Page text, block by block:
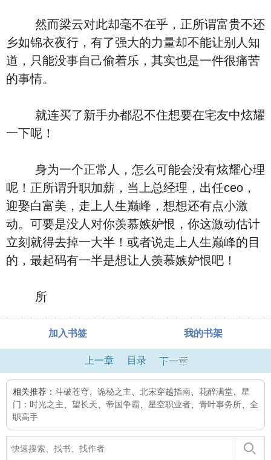
然而梁云对此却毫不在乎，正所谓富贵不还
乡如锦衣夜行，有了强大的力量却不能让别人知
道，只能没事自己偷着乐，其实也是一件很痛苦
的事情。
就连买了新手办都忍不住想要在宅友中炫耀
一下呢！
身为一个正常人，怎么可能会没有炫耀心理
呢！正所谓升职加薪，当上总经理，出任ceo，
迎娶白富美，走上人生巅峰，想想还有点小激
动。可要是没人对你羡慕嫉妒恨，你这激动估计
立刻就得去掉一大半！或者说走上人生巅峰的目
的，最起码有一半是想让人羡慕嫉妒恨吧！
所
加入书签 我的书架
上一章 目录 下一章
相关推荐： 斗破苍穹 诡秘之主 北宋穿越指南 花醉满堂
星
门：时光之主
望长天 帝国争霸 星空职业者 青叶事务所
全
职高手